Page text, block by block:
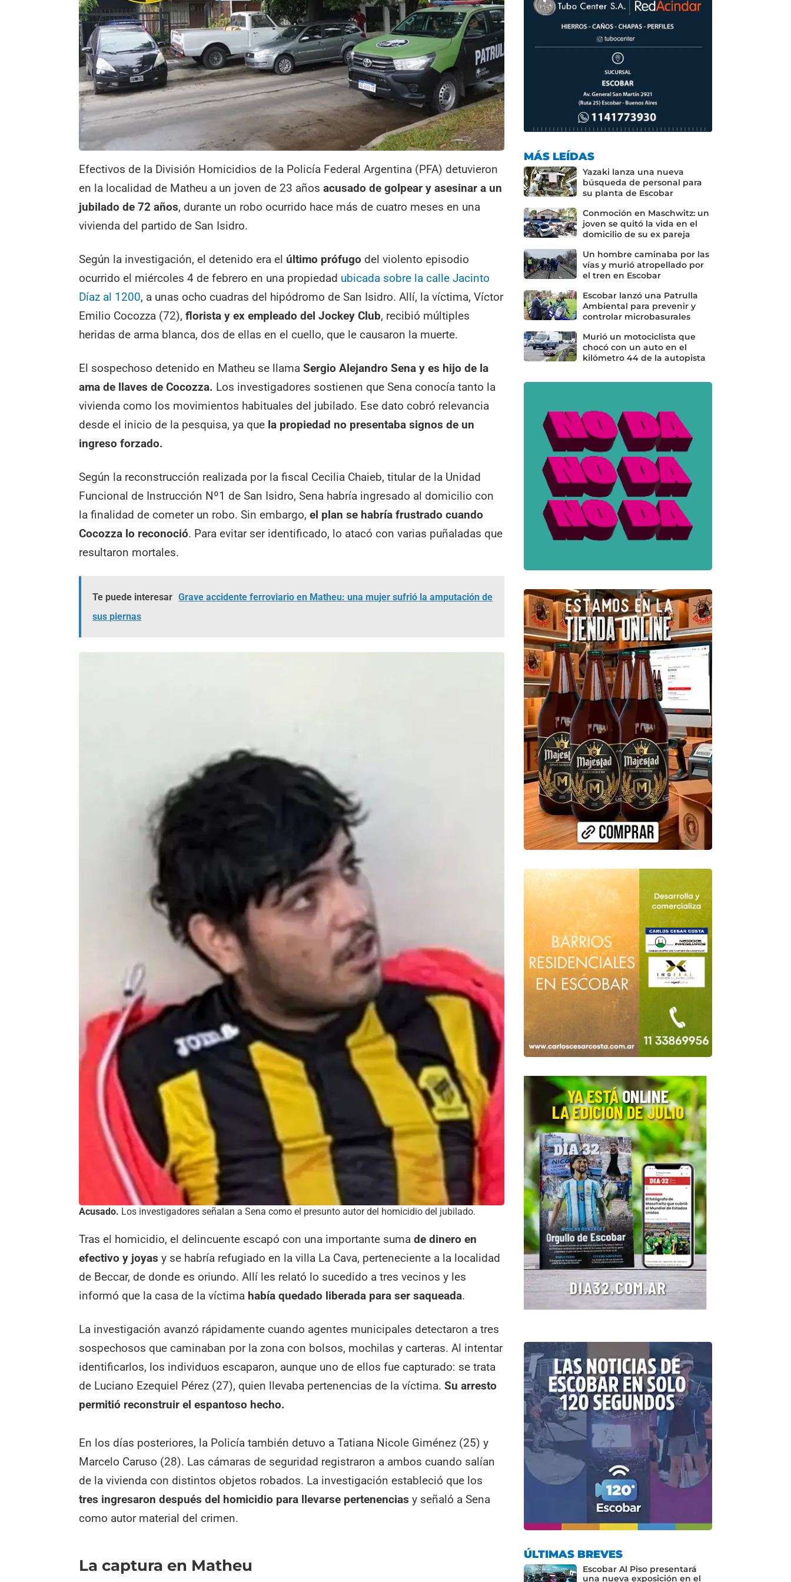
Efectivos de la División Homicidios de la Policía Federal Argentina (PFA) detuvieron
en la localidad de Matheu a un joven de 23 añosacusado de golpear y asesinar a un
jubilado de 72 años, durante un robo ocurrido hace más de cuatro meses en una
vivienda del partido de San Isidro.
Según la investigación, el detenido era el último prófugo del violento episodio
ocurrido el miércoles 4 de febrero en una propiedad ubicada sobre la calle Jacinto
Díaz al 1200, a unas ocho cuadras del hipódromo de San Isidro. Allí, la víctima, Víctor
Emilio Cocozza (72),florista y ex empleado del Jockey Club, recibió múltiples
heridas de arma blanca, dos de ellas en el cuello, que le causaron la muerte.
El sospechoso detenido en Matheu se llamaSergio Alejandro Sena y es hijo de la
ama de llaves de Cocozza. Los investigadores sostienen que Sena conocía tanto la
vivienda como los movimientos habituales del jubilado. Ese dato cobró relevancia
desde el inicio de la pesquisa, ya que la propiedad no presentaba signos de un
ingreso forzado.
Según la reconstrucción realizada por la fiscal Cecilia Chaieb, titular de la Unidad
Funcional de Instrucción Nº1 de San Isidro, Sena habría ingresado al domicilio con
la finalidad de cometer un robo. Sin embargo,el plan se habría frustrado cuando
Cocozza lo reconoció. Para evitar ser identificado, lo atacó con varias puñaladas que
resultaron mortales.
Te puede interesar Grave accidente ferroviario en Matheu: una mujer sufrió la amputación de
sus piernas
Acusado. Los investigadores señalan a Sena como el presunto autor del homicidio del jubilado.
Tras el homicidio, el delincuente escapó con una importante suma de dinero en
efectivo y joyas y se habría refugiado en la villa La Cava, perteneciente a la localidad
de Beccar, de donde es oriundo. Allí les relató lo sucedido a tres vecinos y les
informó que la casa de la víctima había quedado liberada para ser saqueada.
La investigación avanzó rápidamente cuando agentes municipales detectaron a tres
sospechosos que caminaban por la zona con bolsos, mochilas y carteras. Al intentar
identificarlos, los individuos escaparon, aunque uno de ellos fue capturado: se trata
de Luciano Ezequiel Pérez (27), quien llevaba pertenencias de la víctima.Su arresto
permitió reconstruir el espantoso hecho.
En los días posteriores, la Policía también detuvo a Tatiana Nicole Giménez (25) y
Marcelo Caruso (28). Las cámaras de seguridad registraron a ambos cuando salían
de la vivienda con distintos objetos robados. La investigación estableció que los
tres ingresaron después del homicidio para llevarse pertenencias y señaló a Sena
como autor material del crimen.
La captura en Matheu
MÁS LEÍDAS
Yazaki lanza una nueva
búsqueda de personal para
su planta de Escobar
Conmoción en Maschwitz: un
joven se quitó la vida en el
domicilio de su ex pareja
Un hombre caminaba por las
vías y murió atropellado por
el tren en Escobar
Escobar lanzó una Patrulla
Ambiental para prevenir y
controlar microbasurales
Murió un motociclista que
chocó con un auto en el
kilómetro 44 de la autopista
ÚLTIMAS BREVES
Escobar Al Piso presentará
una nueva exposición en el